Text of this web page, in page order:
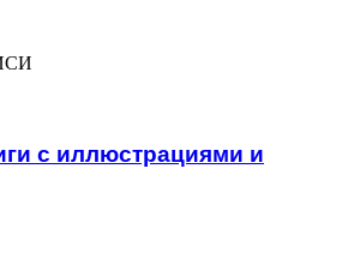
с иллюстрациями и